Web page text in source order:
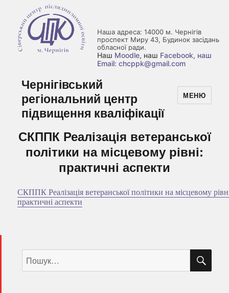
Наша адреса: 14000 м. Чернігів
проспект Миру 43, Будинок засідань
обласної ради.
Наш Moodle, наш Facebook, наш
Email: chcppk@gmail.com
Чернігівський
регіональний центр
підвищення кваліфікації
МЕНЮ
СКППК Реалізація ветеранської
політики на місцевому рівні:
практичні аспекти
СКППК Реалізація ветеранської політики на місцевому
практичні аспекти
за
запитом: